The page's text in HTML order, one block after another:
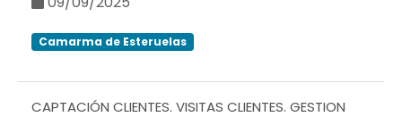
Camarma de Esteruelas
CAPTACIÓN CLIENTES. VISITAS CLIENTES. GESTION